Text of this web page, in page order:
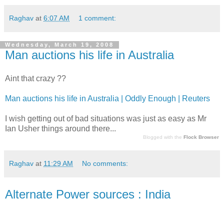
Raghav at 6:07 AM 1 comment:
Wednesday, March 19, 2008
Man auctions his life in Australia
Aint that crazy ??
Man auctions his life in Australia | Oddly Enough | Reuters
I wish getting out of bad situations was just as easy as Mr
Ian Usher things around there...
Blogged with the Flock Browser
Raghav at 11:29 AM No comments:
Alternate Power sources : India